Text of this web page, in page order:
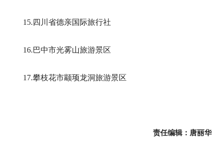
15.四川省德亲国际旅行社
16.巴中市光雾山旅游景区
17.攀枝花市颛顼龙洞旅游景区
责任编辑：唐丽华